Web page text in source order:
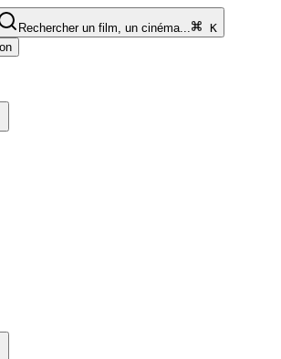
Rechercher un film, un cinéma...
K